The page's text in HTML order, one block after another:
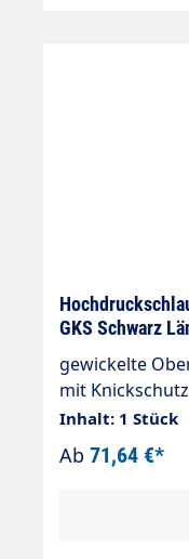
GKS Schwarz
gewickelte
mit
mit
2SC (2
Inhalt: 1 Stück
Ab 71,64 €*